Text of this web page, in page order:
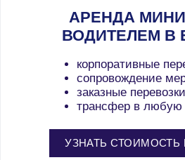
АРЕНДА
ВОДИТЕЛЕМ В
корпоративные
сопровождение
заказные перевозки
трансфер в любую
УЗНАТЬ СТОИМОСТЬ